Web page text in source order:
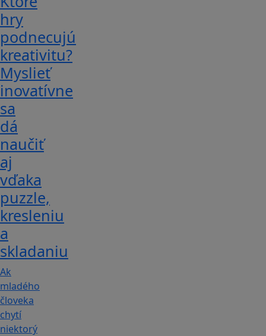
hry
podnecujú
kreativitu?
Myslieť
inovatívne
sa
dá
naučiť
aj
vďaka
puzzle,
kresleniu
a
skladaniu
Ak
mladého
človeka
chytí
niektorý